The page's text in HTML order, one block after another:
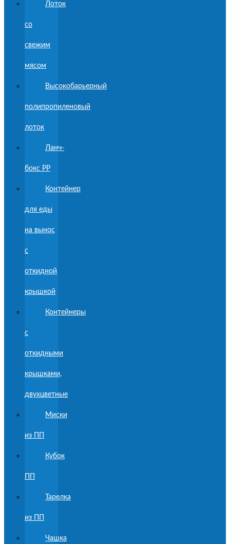
Лоток
со
свежим
мясом
Высокобарьерный
полипропиленовый
лоток
Ланч-
бокс PP
Контейнер
для еды
на вынос
с
откидной
крышкой
Контейнеры
с
откидными
крышками,
двухцветные
Миски
из ПП
Кубок
Тарелка
из ПП
Чашка